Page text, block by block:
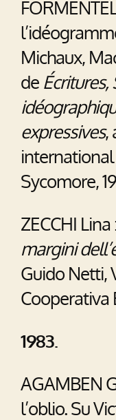
Michaux,
de Écritures,
expressives,
international
Sycomore,
ZECCHI Lina
margini
Guido Netti,
Cooperativa
1983.
AGAMBEN
l’oblio. Su